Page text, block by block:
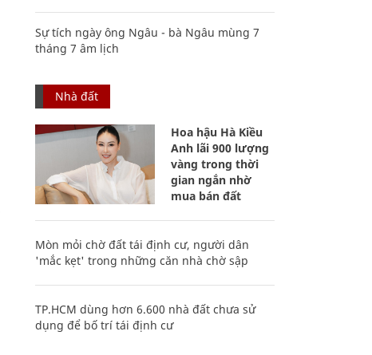
Sự tích ngày ông Ngâu - bà Ngâu mùng 7
tháng 7 âm lịch
Nhà đất
Hoa hậu Hà Kiều
Anh lãi 900 lượng
vàng trong thời
gian ngắn nhờ
mua bán đất
Mòn mỏi chờ đất tái định cư, người dân
'mắc kẹt' trong những căn nhà chờ sập
TP.HCM dùng hơn 6.600 nhà đất chưa sử
dụng để bố trí tái định cư